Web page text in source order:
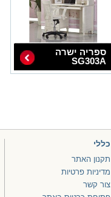
ספריה ישרה
SG303A
כללי
תקנון האתר
מדיניות פרטיות
צור קשר